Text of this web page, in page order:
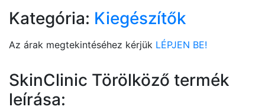
Kategória: Kiegészítők
Az árak megtekintéséhez kérjük LÉPJEN BE!
SkinClinic Törölköző termék
leírása: